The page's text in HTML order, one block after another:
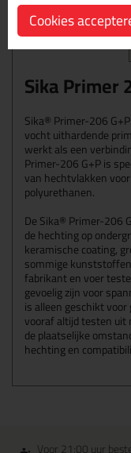
Omschrijving
Sika Primer
Sika® Primer-206
vocht uithardende
werkt als een
Primer-206 G+P is
van hechtvlakken
polyurethanen.
De Sika® Primer-206
de hechting op
keramische coating,
sommige
fabrikant en voer
gevoelig zijn voor
is alleen geschikt
vooraf altijd testen uit
de plaatselijke
hechting en
Cookies